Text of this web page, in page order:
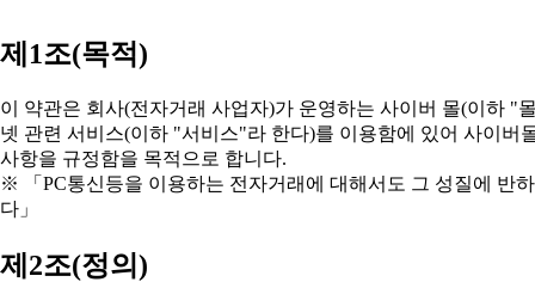
제1조(목적)
사항을 규정함을 목적으로 합니다.
다」
제2조(정의)